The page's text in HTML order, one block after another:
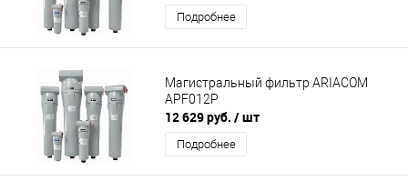
Подробнее
Магистральный фильтр ARIACOM
APF012P
12 629 руб. / шт
Подробнее